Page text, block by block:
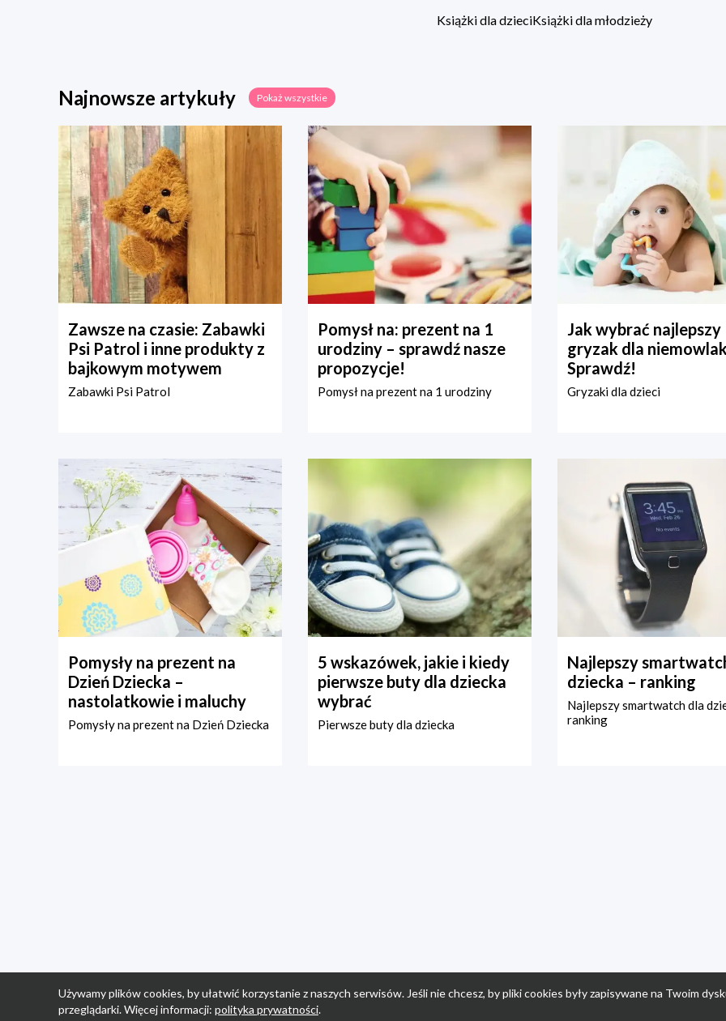
Książki dla dzieciKsiążki dla młodzieży
Najnowsze artykuły Pokaż wszystkie
Zawsze na czasie: Zabawki
Psi Patrol i inne produkty z
bajkowym motywem
Zabawki Psi Patrol
Pomysł na: prezent na 1
urodziny – sprawdź nasze
propozycje!
Pomysł na prezent na 1 urodziny
Jak wybrać najlepszy
gryzak dla
Sprawdź!
Gryzaki dla dzieci
Pomysły na prezent na
Dzień Dziecka –
nastolatkowie i maluchy
Pomysły na prezent na Dzień Dziecka
5 wskazówek, jakie i kiedy
pierwsze buty dla dziecka
wybrać
Pierwsze buty dla dziecka
Najlepszy
dziecka – ranking
Najlepszy smartwatch dla
ranking
Używamy plików cookies, by ułatwić korzystanie z naszych serwisów. Jeśli nie chcesz, by pliki cookies były zapisywane na Twoim
przeglądarki. Więcej informacji: polityka prywatności.